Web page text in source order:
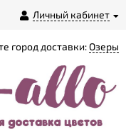
Личный кабинет
город доставки:Озеры